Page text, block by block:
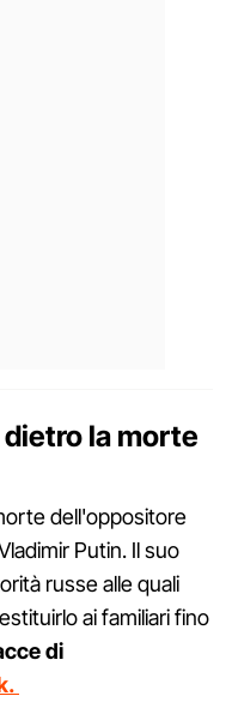
la morte
dell'oppositore
Putin. Il suo
russe alle quali
ai familiari fino
di